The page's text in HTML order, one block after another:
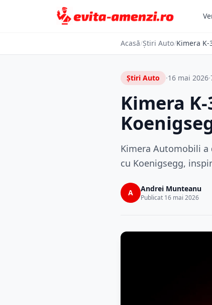
Acasă/Știri Auto/Kimera K-
Știri Auto ·16 mai 2026·
Kimera
Kimera Automobili a
cu Koenigsegg,
A Andrei Munteanu
Publicat 16 mai 2026